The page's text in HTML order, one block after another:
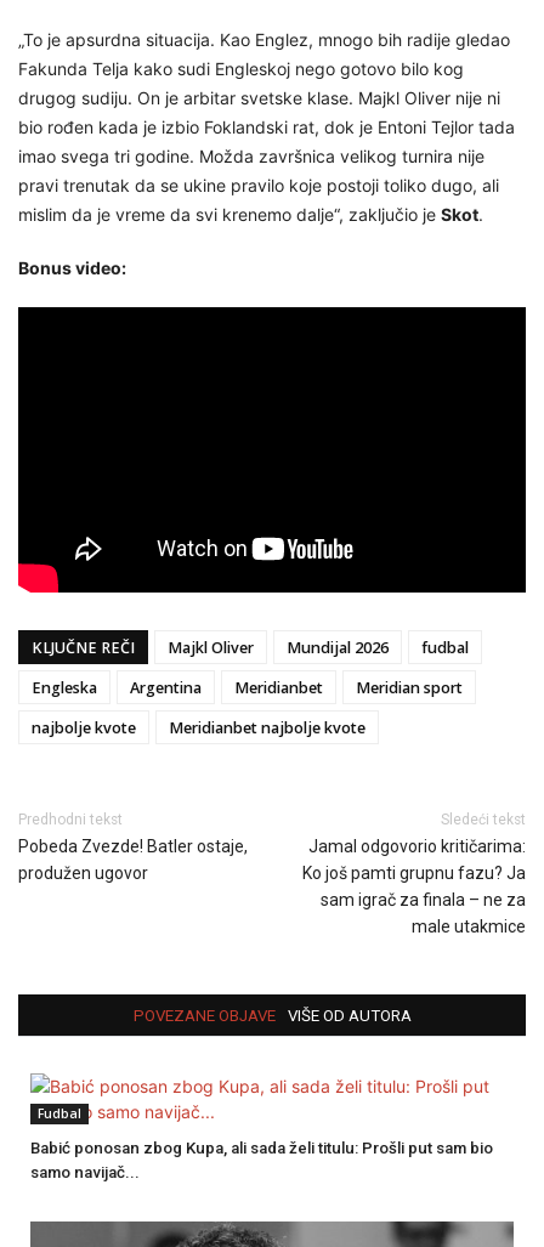
„To je apsurdna situacija. Kao Englez, mnogo bih radije gledao
Fakunda Telja kako sudi Engleskoj nego gotovo bilo kog
drugog sudiju. On je arbitar svetske klase. Majkl Oliver nije ni
bio rođen kada je izbio Foklandski rat, dok je Entoni Tejlor tada
imao svega tri godine. Možda završnica velikog turnira nije
pravi trenutak da se ukine pravilo koje postoji toliko dugo, ali
mislim da je vreme da svi krenemo dalje“, zaključio je Skot.
Bonus video:
KLJUČNE REČI Majkl Oliver Mundijal 2026
fudbal
Engleska
Argentina Meridianbet
Meridian sport
najbolje kvote
Meridianbet najbolje kvote
Predhodni tekst
Pobeda Zvezde! Batler ostaje,
produžen ugovor
Sledeći tekst
Jamal odgovorio kritičarima:
Ko još pamti grupnu fazu? Ja
sam igrač za finala – ne za
male utakmice
POVEZANE OBJAVE VIŠE OD AUTORA
Fudbal
Babić ponosan zbog Kupa, ali sada želi titulu: Prošli put sam bio
samo navijač...